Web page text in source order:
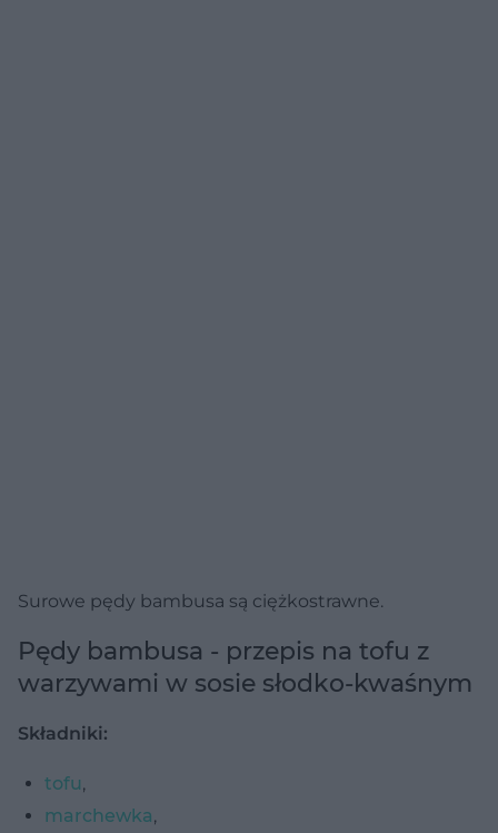
Surowe pędy bambusa są ciężkostrawne.
Pędy bambusa - przepis na tofu z
warzywami w sosie słodko-kwaśnym
Składniki:
tofu,
marchewka,